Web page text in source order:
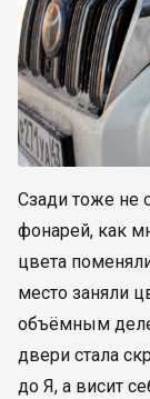
Сзади тоже не
фонарей, как
цвета
место заняли
объёмным
двери стала
до Я, а висит